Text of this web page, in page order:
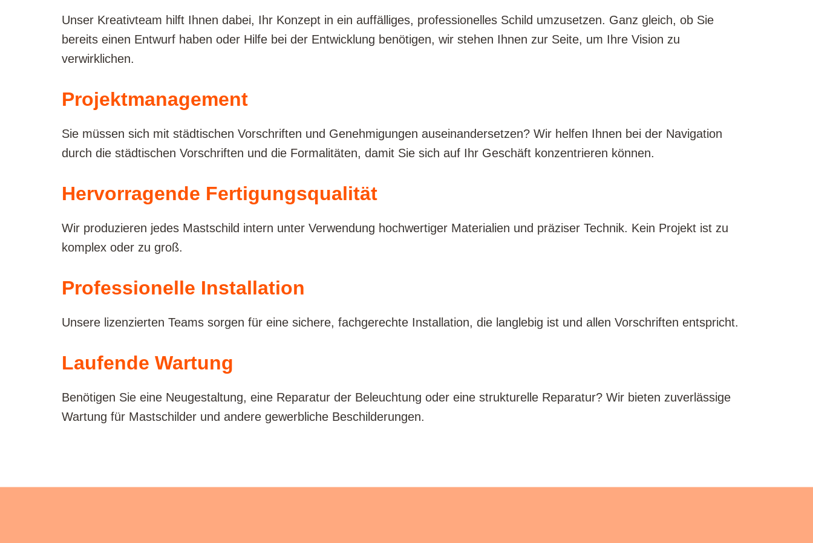
Unser Kreativteam hilft Ihnen dabei, Ihr Konzept in ein auffälliges, professionelles Schild umzusetzen. Ganz gleich, ob Sie
bereits einen Entwurf haben oder Hilfe bei der Entwicklung benötigen, wir stehen Ihnen zur Seite, um Ihre Vision zu
verwirklichen.
Projektmanagement
Sie müssen sich mit städtischen Vorschriften und Genehmigungen auseinandersetzen? Wir helfen Ihnen bei der Navigation
durch die städtischen Vorschriften und die Formalitäten, damit Sie sich auf Ihr Geschäft konzentrieren können.
Hervorragende Fertigungsqualität
Wir produzieren jedes Mastschild intern unter Verwendung hochwertiger Materialien und präziser Technik. Kein Projekt ist zu
komplex oder zu groß.
Professionelle Installation
Unsere lizenzierten Teams sorgen für eine sichere, fachgerechte Installation, die langlebig ist und allen Vorschriften entspricht.
Laufende Wartung
Benötigen Sie eine Neugestaltung, eine Reparatur der Beleuchtung oder eine strukturelle Reparatur? Wir bieten zuverlässige
Wartung für Mastschilder und andere gewerbliche Beschilderungen.